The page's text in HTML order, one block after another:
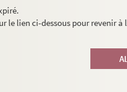
le lien ci-dessous pour revenir